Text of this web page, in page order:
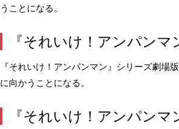
うことになる。
『それいけ！アンパンマ
『それいけ！アンパンマン』シリーズ劇場
に向かうことになる。
『それいけ！アンパン